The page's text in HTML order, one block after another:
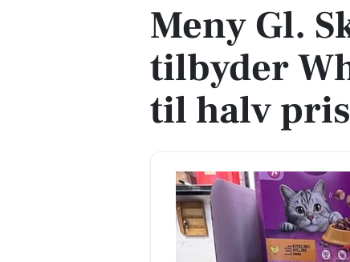
Meny Gl.
tilbyder
til halv pris